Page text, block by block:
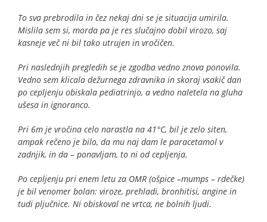
To sva prebrodila in čez nekaj dni se je situacija umirila.
Mislila sem si, morda pa je res slučajno dobil virozo, saj
kasneje več ni bil tako utrujen in vročičen.
Pri naslednjih pregledih se je zgodba vedno znova ponovila.
Vedno sem klicala dežurnega zdravnika in skoraj vsakič dan
po cepljenju obiskala pediatrinjo, a vedno naletela na gluha
ušesa in ignoranco.
Pri 6m je vročina celo narastla na 41°C, bil je zelo siten,
ampak rečeno je bilo, da mu naj dam le paracetamol v
zadnjik, in da – ponavljam, to ni od cepljenja.
Po cepljenju pri enem letu za OMR (ošpice –mumps – rdečke)
je bil venomer bolan: viroze, prehladi, bronhitisi, angine in
tudi pljučnice. Ni obiskoval ne vrtca, ne bolnih ljudi.